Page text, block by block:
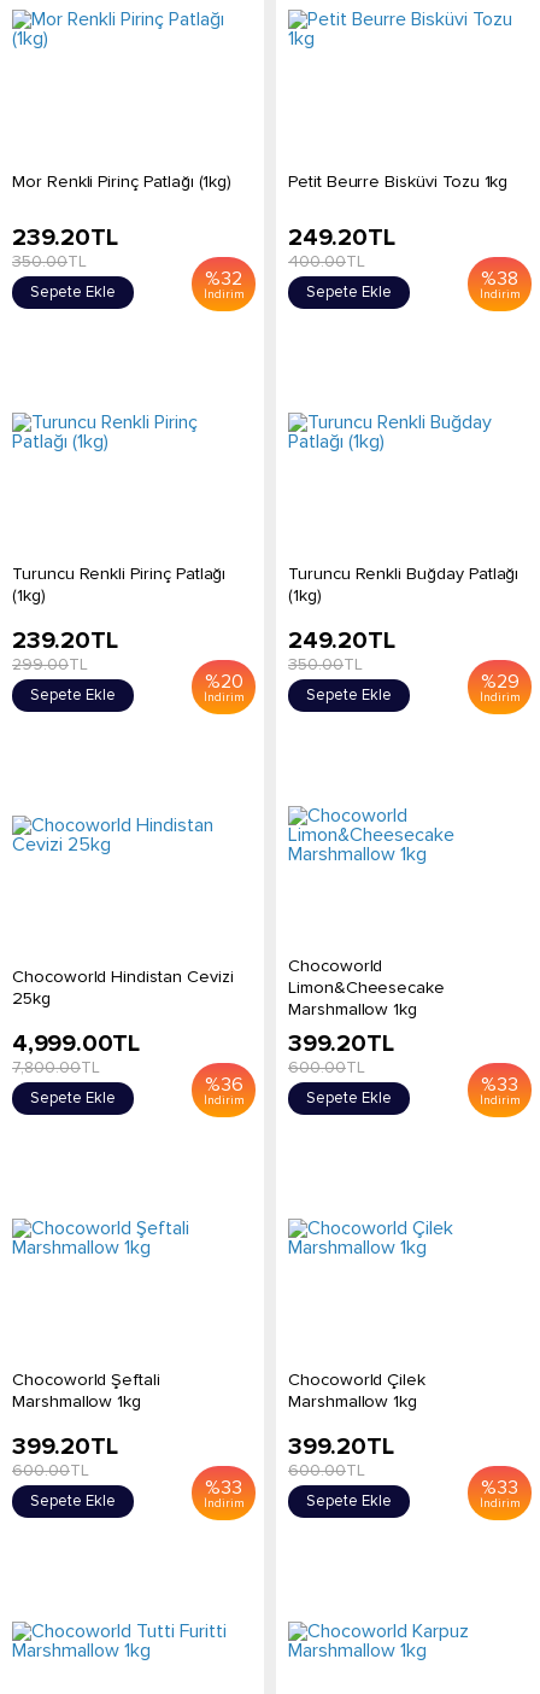
Mor Renkli Pirinç Patlağı (1kg)
%32
İndirim
239.20TL
350.00TL
Sepete Ekle
Petit Beurre Bisküvi Tozu 1kg
%38
İndirim
249.20TL
400.00TL
Sepete Ekle
Turuncu Renkli Pirinç Patlağı
(1kg)
%20
İndirim
239.20TL
299.00TL
Sepete Ekle
Turuncu Renkli Buğday Patlağı
(1kg)
%29
İndirim
249.20TL
350.00TL
Sepete Ekle
Chocoworld Hindistan Cevizi
25kg
%36
İndirim
4,999.00TL
7,800.00TL
Sepete Ekle
Chocoworld
Limon&Cheesecake
Marshmallow 1kg
%33
İndirim
399.20TL
600.00TL
Sepete Ekle
Chocoworld Şeftali
Marshmallow 1kg
%33
İndirim
399.20TL
600.00TL
Sepete Ekle
Chocoworld Çilek
Marshmallow 1kg
%33
İndirim
399.20TL
600.00TL
Sepete Ekle